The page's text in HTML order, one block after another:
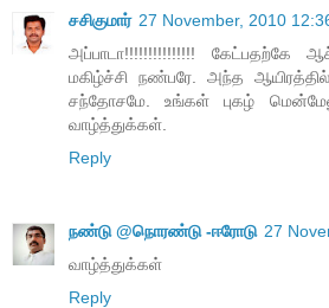
சசிகுமார் 27 November, 2010
அப்பாடா!!!!!!!!!!!!!!! கேட்பதற்கே
மகிழ்ச்சி நண்பரே. அந்த
சந்தோசமே. உங்கள் புகழ்
வாழ்த்துக்கள்.
Reply
நண்டு @நொரண்டு -ஈரோடு 27
வாழ்த்துக்கள்
Reply